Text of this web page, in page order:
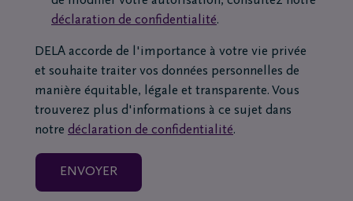
déclaration de confidentialité.
DELA accorde de l'importance à votre vie privée
et souhaite traiter vos données personnelles de
manière équitable, légale et transparente. Vous
trouverez plus d'informations à ce sujet dans
notre déclaration de confidentialité.